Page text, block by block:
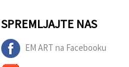
SPREMLJAJTE NAS
EM ART na Facebooku